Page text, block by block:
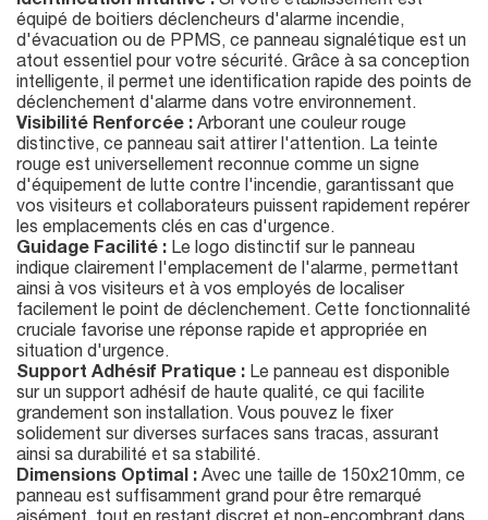
équipé de boitiers déclencheurs d'alarme incendie,
d'évacuation ou de PPMS, ce panneau signalétique est un
atout essentiel pour votre sécurité. Grâce à sa conception
intelligente, il permet une identification rapide des points de
déclenchement d'alarme dans votre environnement.
Visibilité Renforcée : Arborant une couleur rouge
distinctive, ce panneau sait attirer l'attention. La teinte
rouge est universellement reconnue comme un signe
d'équipement de lutte contre l'incendie, garantissant que
vos visiteurs et collaborateurs puissent rapidement repérer
les emplacements clés en cas d'urgence.
Guidage Facilité : Le logo distinctif sur le panneau
indique clairement l'emplacement de l'alarme, permettant
ainsi à vos visiteurs et à vos employés de localiser
facilement le point de déclenchement. Cette fonctionnalité
cruciale favorise une réponse rapide et appropriée en
situation d'urgence.
Support Adhésif Pratique : Le panneau est disponible
sur un support adhésif de haute qualité, ce qui facilite
grandement son installation. Vous pouvez le fixer
solidement sur diverses surfaces sans tracas, assurant
ainsi sa durabilité et sa stabilité.
Dimensions Optimal : Avec une taille de 150x210mm, ce
panneau est suffisamment grand pour être remarqué